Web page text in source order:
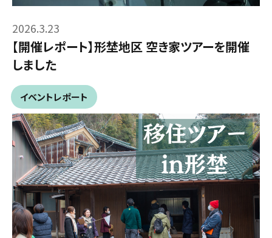
2026.3.23
【開催レポート】形埜地区 空き家ツアーを開催
しました
イベントレポート